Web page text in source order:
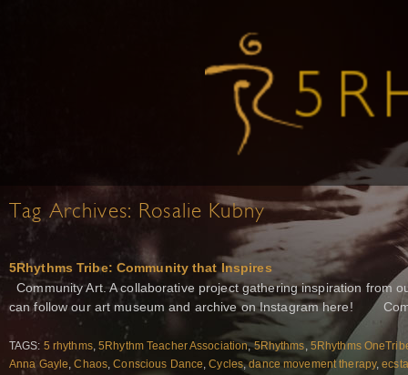
Tag Archives: Rosalie Kubny
5Rhythms Tribe: Community that Inspires
Community Art. A collaborative project gathering inspiration from
can follow our art museum and archive on Instagram here!
TAGS: 5 rhythms,5Rhythm Teacher Association,5Rhythms, 5Rhythms
Anna Gayle,Chaos,Conscious Dance,Cycles,dance movement therapy,